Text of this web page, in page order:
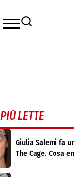
LETTE
Giulia Salemi fa
The Cage. Cosa